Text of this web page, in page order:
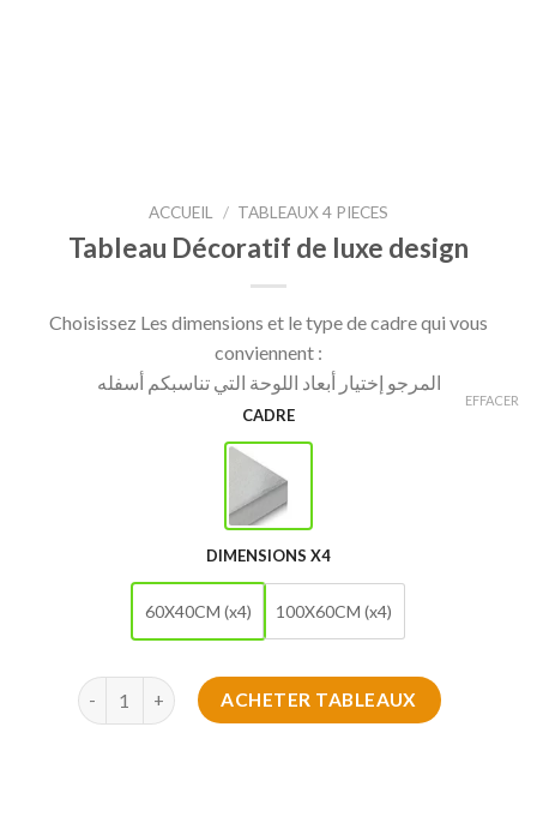
ACCUEIL / TABLEAUX 4 PIECES
Tableau Décoratif de luxe design
Choisissez Les dimensions et le type de cadre qui vous
conviennent :
المرجو إختيار أبعاد اللوحة التي تناسبكم أسفله
CADRE
DIMENSIONS X4
60X40CM (x4) 100X60CM (x4)
EFFACER
quantité de Tableau Décoratif de luxe design
ACHETER TABLEAUX